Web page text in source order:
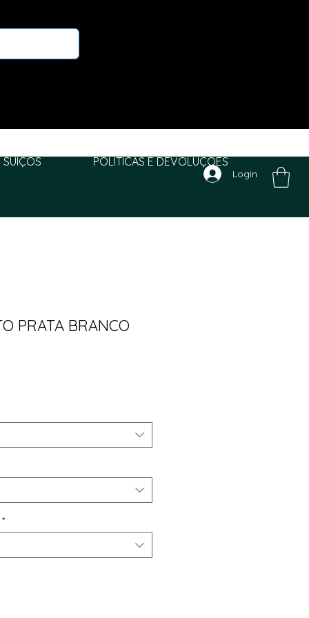
POLITICAS E DEVOLUÇÕES
Login
PRATA BRANCO
*